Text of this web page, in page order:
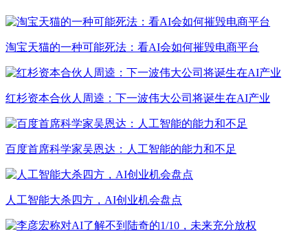
淘宝天猫的一种可能死法：看AI会如何摧毁电商平台
红杉资本合伙人周逵：下一波伟大公司将诞生在AI产业
百度首席科学家吴恩达：人工智能的能力和不足
人工智能大杀四方，AI创业机会盘点